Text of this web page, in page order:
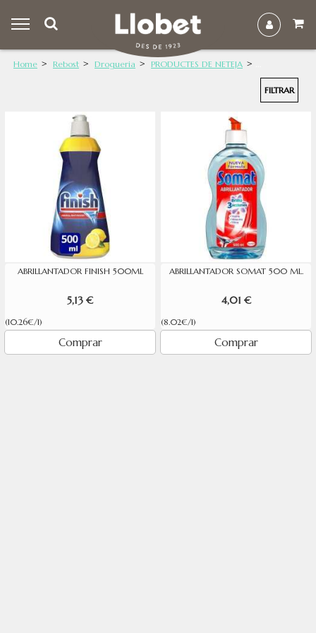
Home Rebost Drogueria PRODUCTES DE NETEJA
FILTRAR
ABRILLANTADOR FINISH 500ML
5,13 €
(10.26€/l)
Comprar
ABRILLANTADOR SOMAT 500 ML.
4,01 €
(8.02€/l)
Comprar